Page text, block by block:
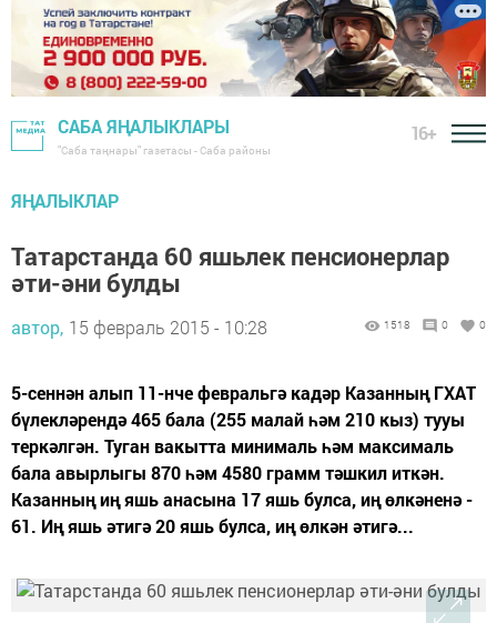
САБА ЯҢАЛЫКЛАРЫ
"Саба таңнары" газетасы - Саба районы
16+
ЯҢАЛЫКЛАР
Татарстанда 60 яшьлек пенсионерлар
әти-әни булды
автор, 15 февраль 2015 - 10:28 1518 0 0
5-сеннән алып 11-нче февральгә кадәр Казанның ГХАТ
бүлекләрендә 465 бала (255 малай һәм 210 кыз) тууы
теркәлгән. Туган вакытта минималь һәм максималь
бала авырлыгы 870 һәм 4580 грамм тәшкил иткән.
Казанның иң яшь анасына 17 яшь булса, иң өлкәненә -
61. Иң яшь әтигә 20 яшь булса, иң өлкән әтигә...